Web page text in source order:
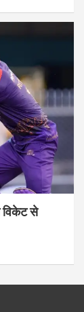
विकेट से